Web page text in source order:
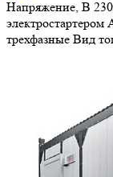
Напряжение, В
электростартером
трехфазные Вид